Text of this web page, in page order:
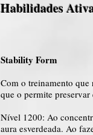
Habilidades
Stability Form
Com o treinamento que
que o permite
Nível 1200: Ao
aura esverdeada. Ao